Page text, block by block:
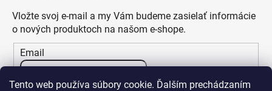
Tento web používa súbory cookie. Ďalším prechádzaním
Vložte svoj e-mail a my Vám budeme zasielať informácie
o nových produktoch na našom e-shope.
Email
Vložením e-mailu súhlasíte spodmienkami ochrany